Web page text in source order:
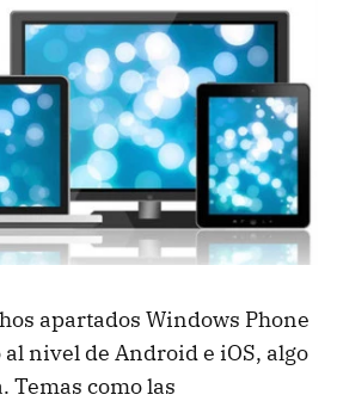
apartados Windows Phone
nivel de Android e iOS, algo
Temas como las